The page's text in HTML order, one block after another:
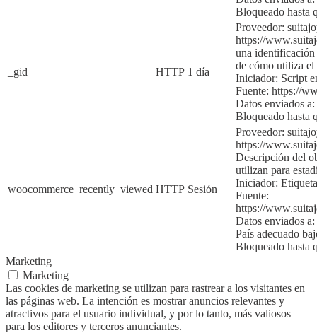
Bloqueado hasta
_gid HTTP 1 día
Proveedor:
https://
una identificación
de cómo utiliza
Iniciador: Script
Fuente: https://
Datos enviados a:
Bloqueado hasta
woocommerce_recently_viewed HTTP Sesión
Proveedor:
https://
Descripción del
utilizan para
Iniciador:
Fuente:
https://
Datos enviados a:
País adecuado
Bloqueado hasta
Marketing
Marketing
Las cookies de marketing se utilizan para rastrear a los visitantes en
las páginas web. La intención es mostrar anuncios relevantes y
atractivos para el usuario individual, y por lo tanto, más valiosos
para los editores y terceros anunciantes.